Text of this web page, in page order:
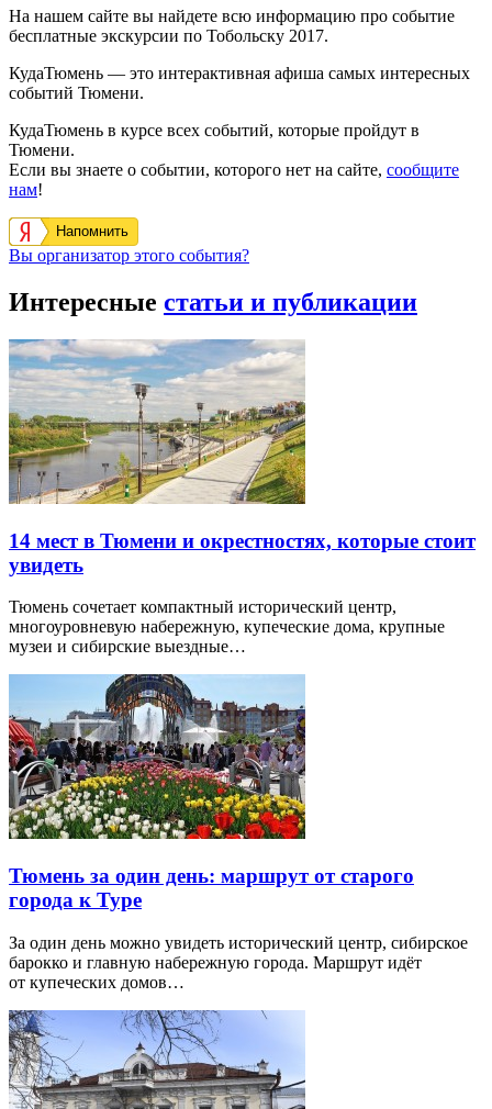
На нашем сайте вы найдете всю информацию про событие
бесплатные экскурсии по Тобольску 2017.
КудаТюмень — это интерактивная афиша самых интересных
событий Тюмени.
КудаТюмень в курсе всех событий, которые пройдут в
Тюмени.
Если вы знаете о событии, которого нет на сайте, сообщите
нам!
Напомнить
Вы организатор этого события?
Интересные статьи и публикации
14 мест в Тюмени и окрестностях, которые стоит
увидеть
Тюмень сочетает компактный исторический центр,
многоуровневую набережную, купеческие дома, крупные
музеи и сибирские выездные…
Тюмень за один день: маршрут от старого
города к Туре
За один день можно увидеть исторический центр, сибирское
барокко и главную набережную города. Маршрут идёт
от купеческих домов…